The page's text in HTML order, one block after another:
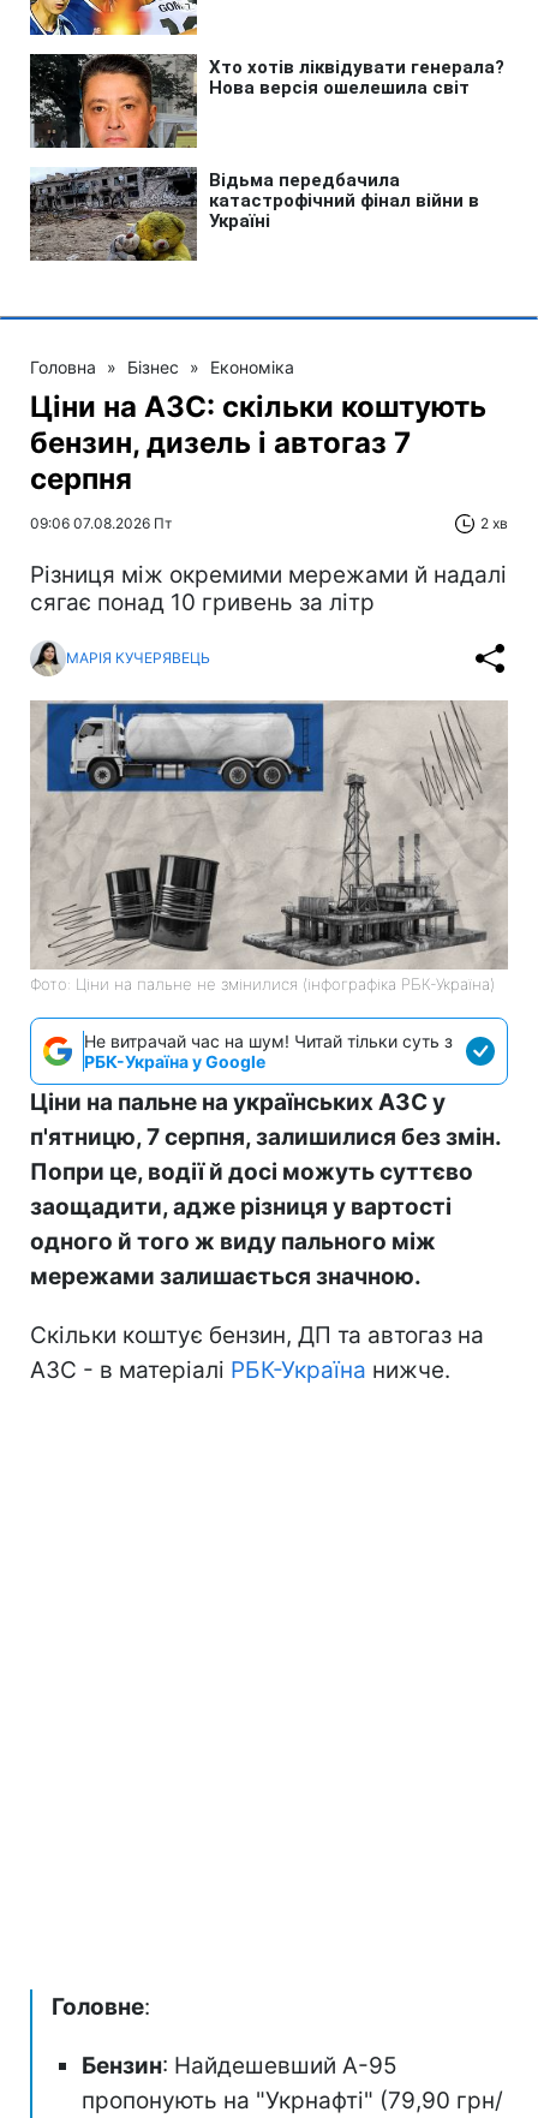
Головна » Бізнес » Економіка
Ціни на АЗС: скільки коштують
бензин, дизель і автогаз 7
серпня
09:06 07.08.2026 Пт 2 хв
Різниця між окремими мережами й надалі
сягає понад 10 гривень за літр
МАРІЯ КУЧЕРЯВЕЦЬ
Фото: Ціни на пальне не змінилися (інфографіка РБК-Україна)
Не витрачай час на шум! Читай тільки суть з
РБК-Україна у Google
Ціни на пальне на українських АЗС у
п'ятницю, 7 серпня, залишилися без змін.
Попри це, водії й досі можуть суттєво
заощадити, адже різниця у вартості
одного й того ж виду пального між
мережами залишається значною.
Скільки коштує бензин, ДП та автогаз на
АЗС - в матеріалі РБК-Україна нижче.
Головне:
Бензин: Найдешевший А-95
пропонують на "Укрнафті" (79,90 грн/